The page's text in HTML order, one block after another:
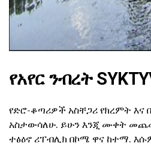
የአየር ንብረት
የድሮ-ቆጣሪዎች አስቸጋሪ የክረምት እና
አስታውሳለሁ. ይሁን እንጂ ሙቀት
ተፅዕኖ ሪፐብሊክ በኮሜ ዋና ከተማ.